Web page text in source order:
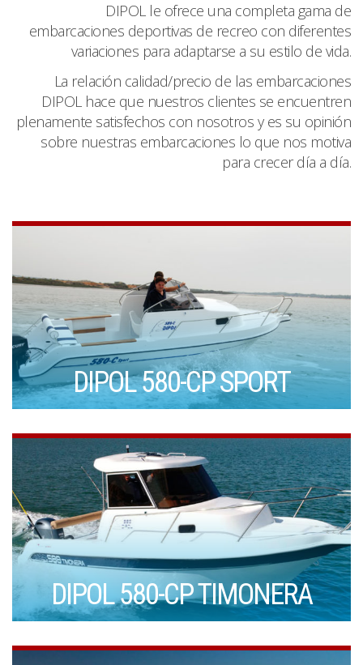
DIPOL le ofrece una completa gama de
embarcaciones deportivas de recreo con diferentes
variaciones para adaptarse a su estilo de vida.
La relación calidad/precio de las embarcaciones
DIPOL hace que nuestros clientes se encuentren
plenamente satisfechos con nosotros y es su opinión
sobre nuestras embarcaciones lo que nos motiva
para crecer día a día.
DIPOL 580-CP SPORT
DIPOL 580-CP TIMONERA